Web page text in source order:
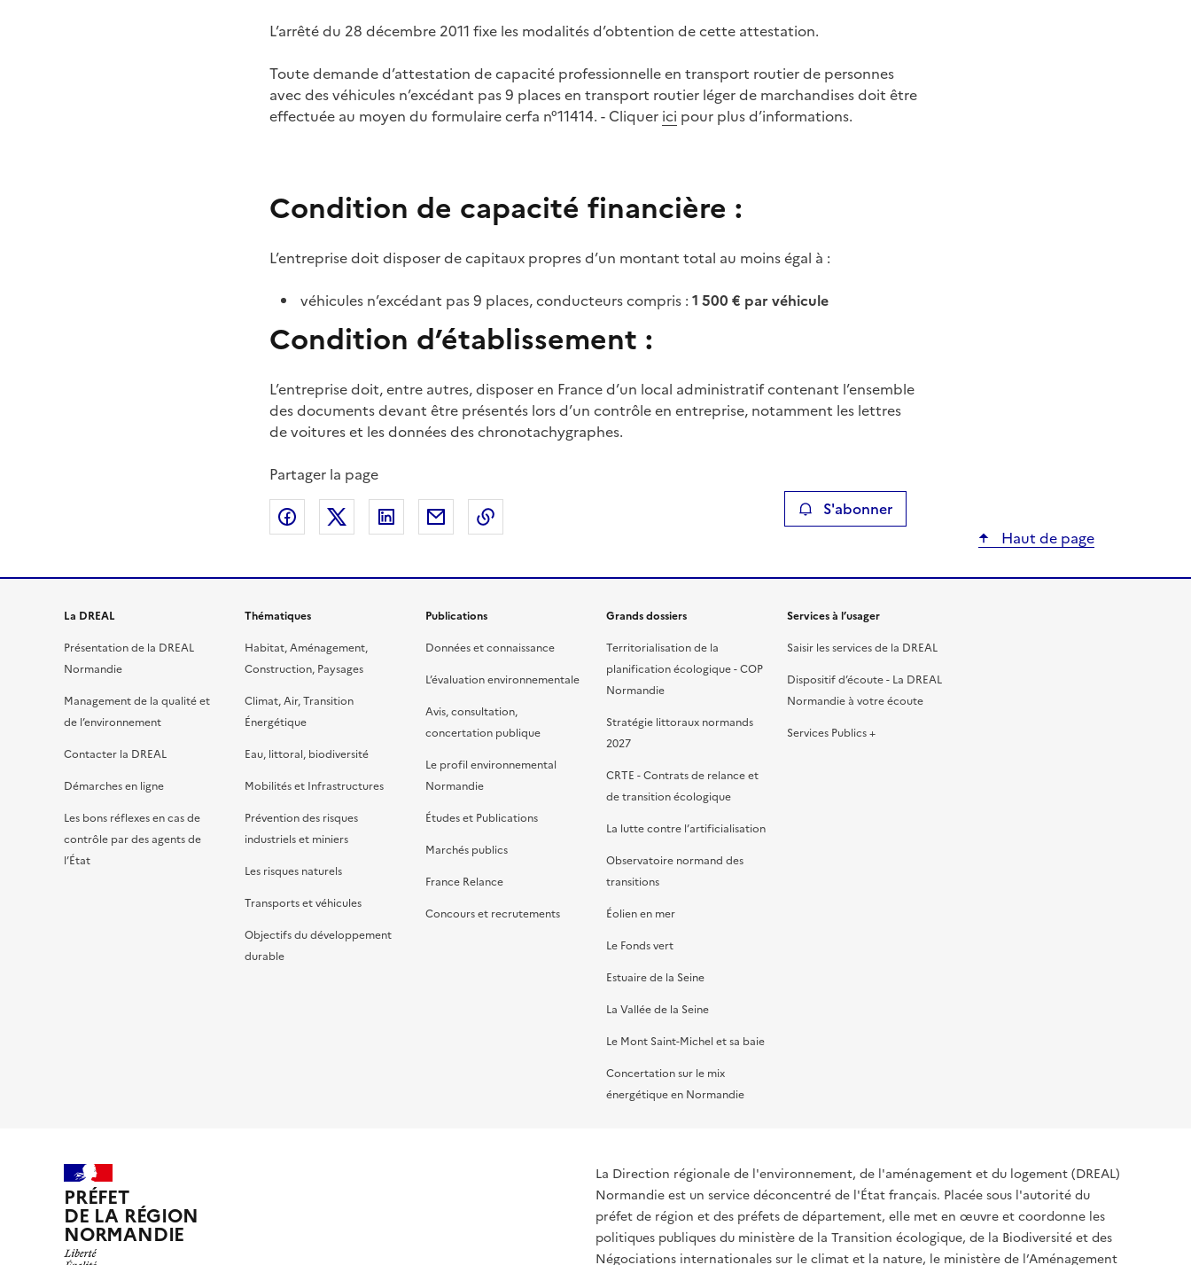
L’arrêté du 28 décembre 2011 fixe les modalités d’obtention de cette attestation.
Toute demande d’attestation de capacité professionnelle en transport routier de personnes
avec des véhicules n’excédant pas 9 places en transport routier léger de marchandises doit être
effectuée au moyen du formulaire cerfa n°11414. - Cliquer ici pour plus d’informations.
Condition de capacité financière :
L’entreprise doit disposer de capitaux propres d’un montant total au moins égal à :
véhicules n’excédant pas 9 places, conducteurs compris :1 500 € par véhicule
Condition d’établissement :
L’entreprise doit, entre autres, disposer en France d’un local administratif contenant l’ensemble
des documents devant être présentés lors d’un contrôle en entreprise, notamment les lettres
de voitures et les données des chronotachygraphes.
Partager la page
Partager sur Facebook
Partager sur XPartager sur LinkedIn
Partager par emailCopier le lien de la page dans le presse-papier S'abonner
Haut de page
La DREAL
Présentation de la DREAL
Normandie
Management de la qualité et
de l’environnement
Contacter la DREAL
Démarches en ligne
Les bons réflexes en cas de
contrôle par des agents de
l’État
Thématiques
Habitat, Aménagement,
Construction, Paysages
Climat, Air, Transition
Énergétique
Eau, littoral, biodiversité
Mobilités et Infrastructures
Prévention des risques
industriels et miniers
Les risques naturels
Transports et véhicules
Objectifs du développement
durable
Publications
Données et connaissance
L’évaluation environnementale
Avis, consultation,
concertation publique
Le profil environnemental
Normandie
Études et Publications
Marchés publics
France Relance
Concours et recrutements
Grands dossiers
Territorialisation de la
planification écologique - COP
Normandie
Stratégie littoraux normands
2027
CRTE - Contrats de relance et
de transition écologique
La lutte contre l’artificialisation
Observatoire normand des
transitions
Éolien en mer
Le Fonds vert
Estuaire de la Seine
La Vallée de la Seine
Le Mont Saint-Michel et sa baie
Concertation sur le mix
énergétique en Normandie
Services à l’usager
Saisir les services de la DREAL
Dispositif d’écoute - La DREAL
Normandie à votre écoute
Services Publics +
PRÉFET
DE LA RÉGION
NORMANDIE
La Direction régionale de l'environnement, de l'aménagement et du logement (DREAL)
Normandie est un service déconcentré de l'État français. Placée sous l'autorité du
préfet de région et des préfets de département, elle met en œuvre et coordonne les
politiques publiques du ministère de la Transition écologique, de la Biodiversité et des
Négociations internationales sur le climat et la nature, le ministère de l’Aménagement